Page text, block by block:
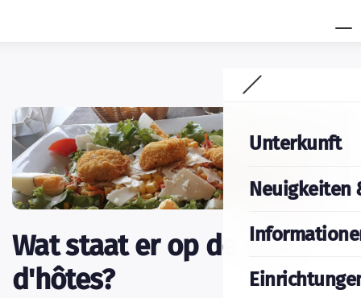
Unterkunft
Neuigkeiten
Wat staat er op de table
d'hôtes?